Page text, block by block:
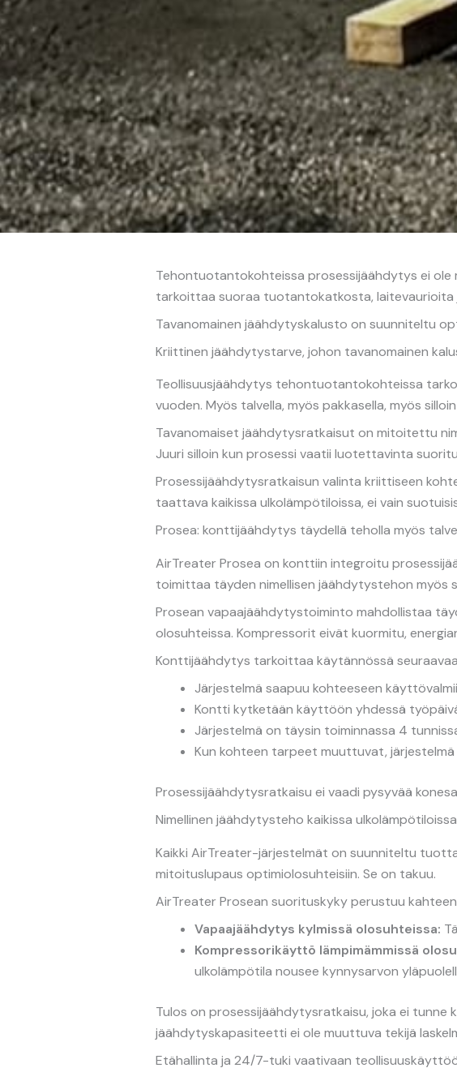
Tehontuotantokohteissa prosessijäähdytys ei ole
tarkoittaa suoraa tuotantokatkosta, laitevaurioita
Tavanomainen jäähdytyskalusto on suunniteltu
Kriittinen jäähdytystarve, johon tavanomainen
Teollisuusjäähdytys tehontuotantokohteissa
vuoden. Myös talvella, myös pakkasella, myös
Tavanomaiset jäähdytysratkaisut on mitoitettu
Juuri silloin kun prosessi vaatii luotettavinta
Prosessijäähdytysratkaisun valinta kriittiseen
taattava kaikissa ulkolämpötiloissa, ei vain
Prosea: konttijäähdytys täydellä teholla myös
AirTreater Prosea on konttiin integroitu
toimittaa täyden nimellisen jäähdytystehon myös
Prosean vapaajäähdytystoiminto mahdollistaa
olosuhteissa. Kompressorit eivät kuormitu,
Konttijäähdytys tarkoittaa käytännössä
Järjestelmä saapuu kohteeseen
Kontti kytketään käyttöön yhdessä
Järjestelmä on täysin toiminnassa 4
Kun kohteen tarpeet muuttuvat,
Prosessijäähdytysratkaisu ei vaadi pysyvää
Nimellinen jäähdytysteho kaikissa ulkolämpötiloissa
Kaikki AirTreater-järjestelmät on suunniteltu
mitoituslupaus optimiolosuhteisiin. Se on takuu.
AirTreater Prosean suorituskyky perustuu
Vapaajäähdytys kylmissä olosuhteissa:
Kompressorikäyttö lämpimämmissä
ulkolämpötila nousee kynnysarvon
Tulos on prosessijäähdytysratkaisu, joka ei
jäähdytyskapasiteetti ei ole muuttuva tekijä
Etähallinta ja 24/7-tuki vaativaan